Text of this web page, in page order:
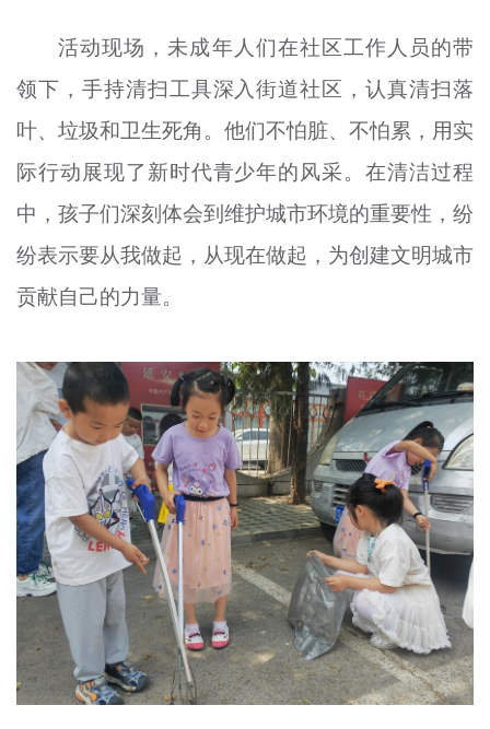
活动现场，未成年人们在社区工作人员的带
领下，手持清扫工具深入街道社区，认真清扫落
叶、垃圾和卫生死角。他们不怕脏、不怕累，用实
际行动展现了新时代青少年的风采。在清洁过程
中，孩子们深刻体会到维护城市环境的重要性，纷
纷表示要从我做起，从现在做起，为创建文明城市
贡献自己的力量。